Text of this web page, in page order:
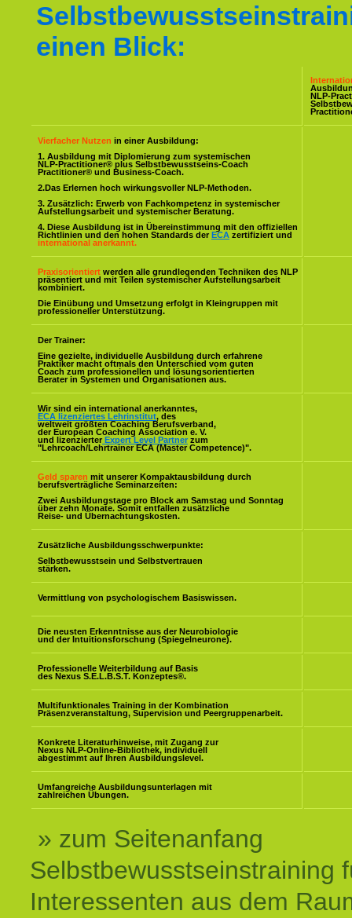
einen Blick:
NLP-
Vierfacher Nutzen in einer Ausbildung:
1. Ausbildung mit Diplomierung zum systemischen
NLP-Practitioner® plus Selbstbewusstseins-Coach
Practitioner® und Business-Coach.
2.Das Erlernen hoch wirkungsvoller NLP-Methoden.
3. Zusätzlich: Erwerb von Fachkompetenz in systemischer
Aufstellungsarbeit und systemischer Beratung.
4. Diese Ausbildung ist in Übereinstimmung mit den offiziellen
Richtlinien und den hohen Standards der ECA zertifiziert und
international anerkannt.
Praxisorientiert werden alle grundlegenden Techniken des NLP
präsentiert und mit Teilen systemischer Aufstellungsarbeit
kombiniert.
Die Einübung und Umsetzung erfolgt in Kleingruppen mit
professioneller Unterstützung.
Der Trainer:
Eine gezielte, individuelle Ausbildung durch erfahrene
Praktiker macht oftmals den Unterschied vom guten
Coach zum professionellen und lösungsorientierten
Berater in Systemen und Organisationen aus.
Wir sind ein international anerkanntes,
ECA lizenziertes Lehrinstitut, des
weltweit größten Coaching Berufsverband,
der European Coaching Association e. V.
und lizenzierter Expert Level Partner zum
"Lehrcoach/Lehrtrainer ECA (Master Competence)".
Geld sparen mit unserer Kompaktausbildung durch
berufsverträgliche Seminarzeiten:
Zwei Ausbildungstage pro Block am Samstag und Sonntag
über zehn Monate. Somit entfallen zusätzliche
Reise- und Übernachtungskosten.
Zusätzliche Ausbildungsschwerpunkte:
Selbstbewusstsein und Selbstvertrauen
stärken.
Vermittlung von psychologischem Basiswissen.
Die neusten Erkenntnisse aus der Neurobiologie
und der Intuitionsforschung (Spiegelneurone).
Professionelle Weiterbildung auf Basis
des Nexus S.E.L.B.S.T. Konzeptes®.
Multifunktionales Training in der Kombination
Präsenzveranstaltung, Supervision und Peergruppenarbeit.
Konkrete Literaturhinweise, mit Zugang zur
Nexus NLP-Online-Bibliothek, individuell
abgestimmt auf Ihren Ausbildungslevel.
Umfangreiche Ausbildungsunterlagen mit
zahlreichen Übungen.
» zum Seitenanfang
Selbstbewusstseinstraining
Interessenten aus dem